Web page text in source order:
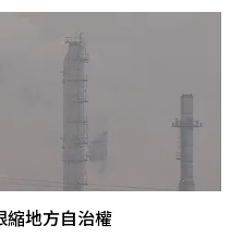
縮地方自治權